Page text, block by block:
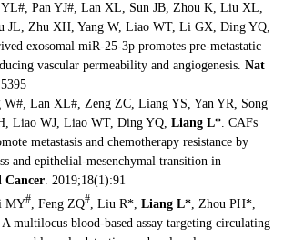
Pan YJ#, Lan XL, Sun JB, Zhou K, Liu XL,
JL, Zhu XH, Yang W, Liao WT, Li GX, Ding YQ,
exosomal miR-25-3p promotes pre-metastatic
vascular permeability and angiogenesis. Nat
W#, Lan XL#, Zeng ZC, Liang YS, Yan YR, Song
Liao WJ, Liao WT, Ding YQ, Liang L*. CAFs
metastasis and chemotherapy resistance by
and epithelial-mesenchymal transition in
Cancer. 2019;18(1):91
MY#, Feng ZQ#, Liu R*, Liang L*, Zhou PH*,
multilocus blood-based assay targeting circulating